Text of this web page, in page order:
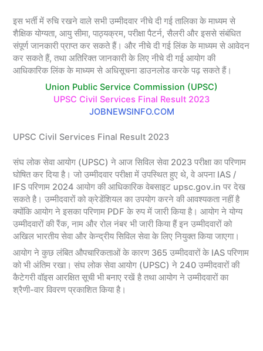
इस भर्ती में रुचि रखने वाले सभी उम्मीदवार नीचे दी गई तालिका के माध्यम से
शैक्षिक योग्यता, आयु सीमा, पाठ्यक्रम, परीक्षा पैटर्न, सैलरी और इससे संबंधित
संपूर्ण जानकारी प्राप्त कर सकते हैं। और नीचे दी गई लिंक के माध्यम से आवेदन
कर सकते हैं, तथा अतिरिक्त जानकारी के लिए नीचे दी गई आयोग की
आधिकारिक लिंक के माध्यम से अधिसूचना डाउनलोड करके पढ़ सकते हैं।
Union Public Service Commission (UPSC)
UPSC Civil Services Final Result 2023
JOBNEWSINFO.COM
UPSC Civil Services Final Result 2023
संघ लोक सेवा आयोग (UPSC) ने आज सिविल सेवा 2023 परीक्षा का परिणाम
घोषित कर दिया है। जो उम्मीदवार परीक्षा में उपस्थित हुए थे, वे अपना IAS /
IFS परिणाम 2024 आयोग की आधिकारिक वेबसाइट upsc.gov.in पर देख
सकते है। उम्मीदवारों को क्रेडेंशियल का उपयोग करने की आवश्यकता नहीं है
क्योंकि आयोग ने इसका परिणाम PDF के रुप में जारी किया है। आयोग ने योग्य
उम्मीदवारों की रैंक, नाम और रोल नंबर भी जारी किया हैं इन उम्मीदवारों को
अखिल भारतीय सेवा और केन्द्रीय सिविल सेवा के लिए नियुक्त किया जाएगा।
आयोग ने कुछ लंबित औपचारिकताओं के कारण 365 उम्मीदवारों के IAS परिणाम
को भी अंतिम रखा। संघ लोक सेवा आयोग (UPSC) ने 240 उम्मीदवारों की
कैटेगरी वॉइस आरक्षित सूची भी बनाए रखें है तथा आयोग ने उम्मीदवारों का
श्रैणी-वार विवरण प्रकाशित किया है।